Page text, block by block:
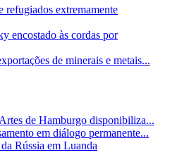
extremamente
encostado às cordas por
de minerais e metais...
de Hamburgo disponibiliza...
em diálogo permanente...
Rússia em Luanda